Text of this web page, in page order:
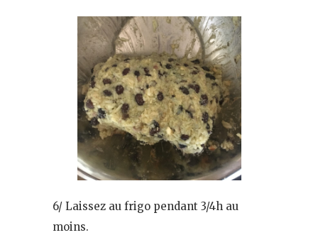
6/ Laissez au frigo pendant 3/4h au
moins.